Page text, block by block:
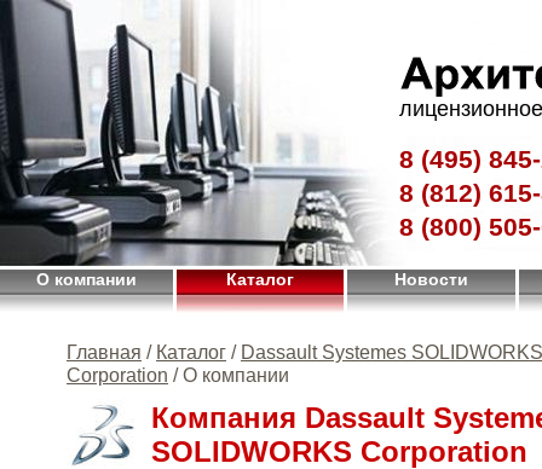
8 (495)
8 (812)
8 (800)
О компании Каталог Новости
Главная / Каталог / Dassault Systemes SOLIDWORKS
Corporation / О компании
Компания Dassault
SOLIDWORKS Corporation